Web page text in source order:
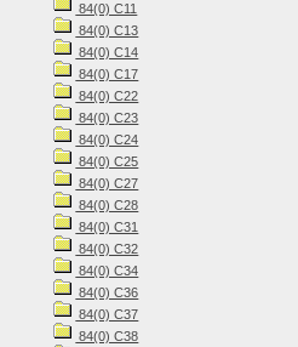
84(0) С11
84(0) С13
84(0) С14
84(0) С17
84(0) С22
84(0) С23
84(0) С24
84(0) С25
84(0) С27
84(0) С28
84(0) С31
84(0) С32
84(0) С34
84(0) С36
84(0) С37
84(0) С38